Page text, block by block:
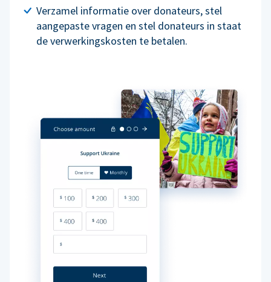
Verzamel informatie over donateurs, stel
aangepaste vragen en stel donateurs in staat
de verwerkingskosten te betalen.